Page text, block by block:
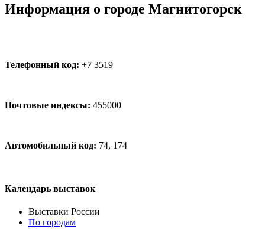
Информация о городе Магнитогорск
Телефонный код: +7 3519
Почтовые индексы: 455000
Автомобильный код: 74, 174
Календарь выставок
Выставки России
По городам